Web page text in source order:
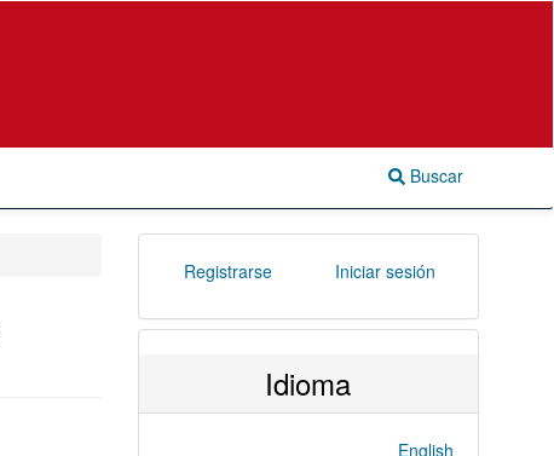
Buscar
Registrarse Iniciar sesión
Idioma
English